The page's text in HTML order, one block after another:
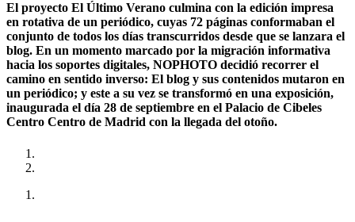
El proyecto El Último Verano culmina con la edición impresa
en rotativa de un periódico, cuyas 72 páginas conformaban el
conjunto de todos los días transcurridos desde que se lanzara el
blog. En un momento marcado por la migración informativa
hacia los soportes digitales, NOPHOTO decidió recorrer el
camino en sentido inverso: El blog y sus contenidos mutaron en
un periódico; y este a su vez se transformó en una exposición,
inaugurada el día 28 de septiembre en el Palacio de Cibeles
Centro Centro de Madrid con la llegada del otoño.